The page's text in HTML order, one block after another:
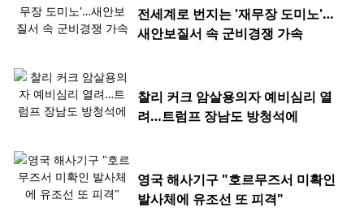
전세계로 번지는 '재무장 도미노'…
새안보질서 속 군비경쟁 가속
찰리 커크 암살용의자 예비심리 열
려…트럼프 장남도 방청석에
영국 해사기구 "호르무즈서 미확인
발사체에 유조선 또 피격"